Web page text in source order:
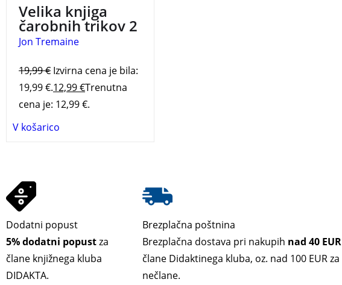
Velika knjiga
čarobnih trikov 2
Jon Tremaine
19,99€ Izvirna cena je bila:
19,99 €.12,99€Trenutna
cena je: 12,99 €.
V košarico
Dodatni popust
5% dodatni popustza
člane knjižnega kluba
DIDAKTA.
Brezplačna poštnina
Brezplačna dostava pri nakupih nad 40 EUR
člane Didaktinega kluba, oz. nad 100 EUR za
nečlane.